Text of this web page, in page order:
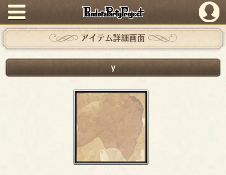
PandoraPartyProject
アイテム詳細画面
γ